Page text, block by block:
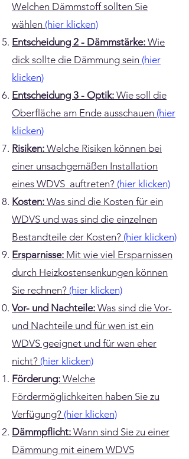
Welchen Dämmstoff sollten Sie
wählen (hier klicken)
Entscheidung 2 - Dämmstärke: Wie
dick sollte die Dämmung sein (hier
klicken)
Entscheidung 3 - Optik: Wie soll die
Oberfläche am Ende ausschauen (hier
klicken)
Risiken: Welche Risiken können bei
einer unsachgemäßen Installation
eines WDVS auftreten? (hier klicken)
Kosten: Was sind die Kosten für ein
WDVS und was sind die einzelnen
Bestandteile der Kosten? (hier klicken)
Ersparnisse: Mit wie viel Ersparnissen
durch Heizkostensenkungen können
Sie rechnen? (hier klicken)
Vor- und Nachteile: Was sind die Vor-
und Nachteile und für wen ist ein
WDVS geeignet und für wen eher
nicht? (hier klicken)
Förderung: Welche
Fördermöglichkeiten haben Sie zu
Verfügung? (hier klicken)
Dämmpflicht: Wann sind Sie zu einer
Dämmung mit einem WDVS